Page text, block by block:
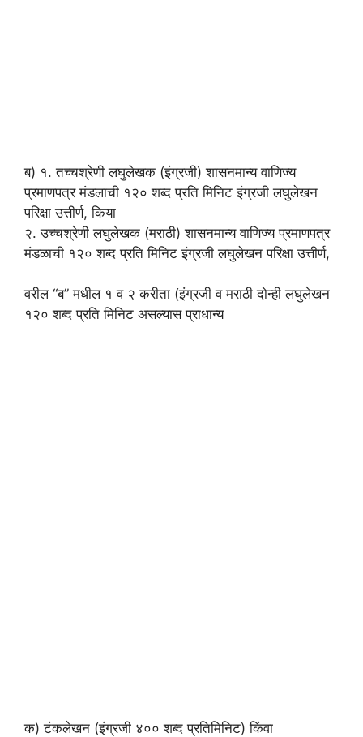
ब) १. तच्चश्रेणी लघुलेखक (इंग्रजी) शासनमान्य वाणिज्य
प्रमाणपत्र मंडलाची १२० शब्द प्रति मिनिट इंग्रजी लघुलेखन
परिक्षा उत्तीर्ण, किया
२. उच्चश्रेणी लघुलेखक (मराठी) शासनमान्य वाणिज्य प्रमाणपत्र
मंडळाची १२० शब्द प्रति मिनिट इंग्रजी लघुलेखन परिक्षा उत्तीर्ण,
वरील “ब” मधील १ व २ करीता (इंग्रजी व मराठी दोन्ही लघुलेखन
१२० शब्द प्रति मिनिट असल्यास प्राधान्य
क) टंकलेखन (इंग्रजी ४०० शब्द प्रतिमिनिट) किंवा